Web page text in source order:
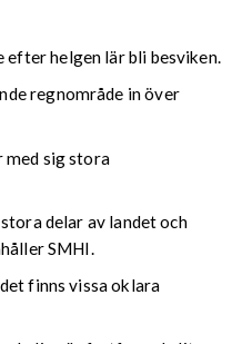
efter helgen lär bli besviken.
regnområde in över
med sig stora
delar av landet och
SMHI.
finns vissa oklara